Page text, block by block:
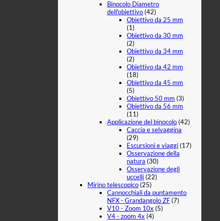
Binocolo Diametro
dell'obiettivo(42)
Obiettivo da 25 mm
(1)
Obiettivo da 30 mm
(2)
Obiettivo da 34 mm
(2)
Obiettivo da 42 mm
(18)
Obiettivo da 45 mm
(5)
Obiettivo 50 mm (3)
Obiettivo da 56 mm
(11)
Applicazione del binocolo(42)
Caccia e selvaggina
(29)
Escursioni e viaggi(17)
Osservazione della
natura (30)
Osservazione degli
uccelli(22)
Mirino telescopico(25)
Cannocchiali da puntamento
NFX - Grandangolo ZF(7)
V10 - Zoom 10x (5)
V4 - zoom 4x (4)